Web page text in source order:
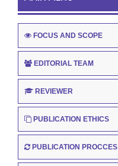
FOCUS AND SCOPE
EDITORIAL TEAM
REVIEWER
PUBLICATION ETHICS
PUBLICATION PROCCES